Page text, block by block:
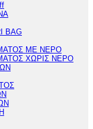
BAG
ΜΕ ΝΕΡΟ
ΧΩΡΙΣ ΝΕΡΟ